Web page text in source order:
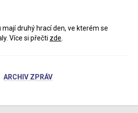
mají druhý hrací den, ve kterém se
Více si přečti zde.
ARCHIV ZPRÁV